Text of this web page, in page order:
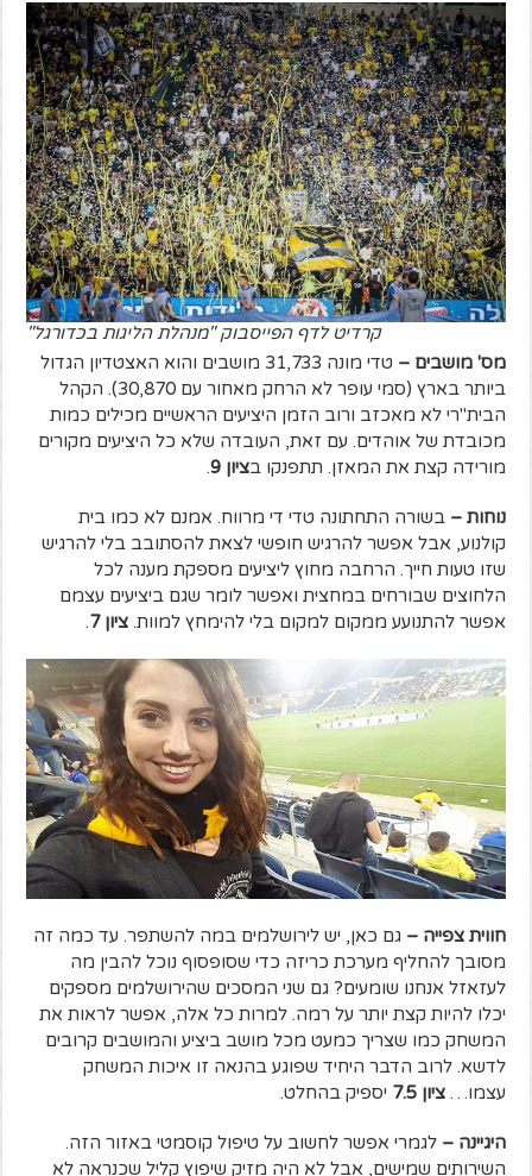
קרדיט לדף הפייסבוק "מנהלת הליגות בכדורגל"
מס' מושבים –
טדי מונה 31,733 מושבים והוא האצטדיון הגדול
ביותר בארץ (סמי עופר לא הרחק מאחור עם 30,870). הקהל
הבית"רי לא מאכזב ורוב הזמן היציעים הראשיים מכילים כמות
מכובדת של אוהדים. עם זאת, העובדה שלא כל היציעים מקורים
מורידה קצת את המאזן. תתפנקו בציון 9 .
נוחות – בשורה התחתונה טדי די מרווח. אמנם לא כמו בית
קולנוע, אבל אפשר להרגיש חופשי לצאת להסתובב בלי להרגיש
שזו טעות חייך. הרחבה מחוץ ליציעים מספקת מענה לכל
הלחוצים שבורחים במחצית ואפשר לומר שגם ביציעים עצמם
אפשר להתנועע ממקום למקום בלי להימחץ למוות.ציון 7 .
חווית צפייה – גם כאן, יש לירושלמים במה להשתפר. עד כמה זה
מסובך להחליף מערכת כריזה כדי שסופסוף נוכל להבין מה
לעזאזל אנחנו שומעים? גם שני המסכים שהירושלמים מספקים
יכלו להיות קצת יותר על רמה. למרות כל אלה, אפשר לראות את
המשחק כמו שצריך כמעט מכל מושב ביציע והמושבים קרובים
לדשא. לרוב הדבר היחיד שפוגע בהנאה זו איכות המשחק
עצמו…ציון 7.5 יספיק בהחלט.
היגיינה – לגמרי אפשר לחשוב על טיפול קוסמטי באזור הזה.
השירותים שמישים, אבל לא היה מזיק שיפוץ קליל שכנראה לא